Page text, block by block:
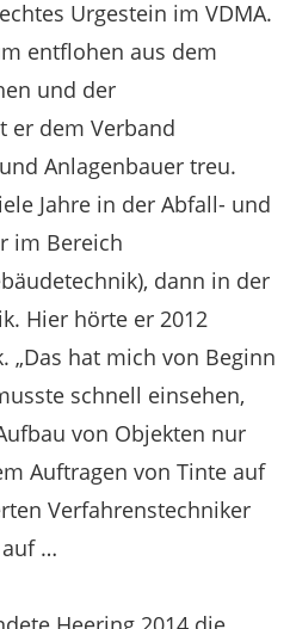
Urgestein im VDMA.
entflohen aus dem
und der
er dem Verband
Anlagenbauer treu.
Jahre in der Abfall- und
im Bereich
dann in der
Hier hörte er 2012
„Das hat mich von Beginn
schnell einsehen,
von Objekten nur
Auftragen von Tinte auf
Verfahrenstechniker
…